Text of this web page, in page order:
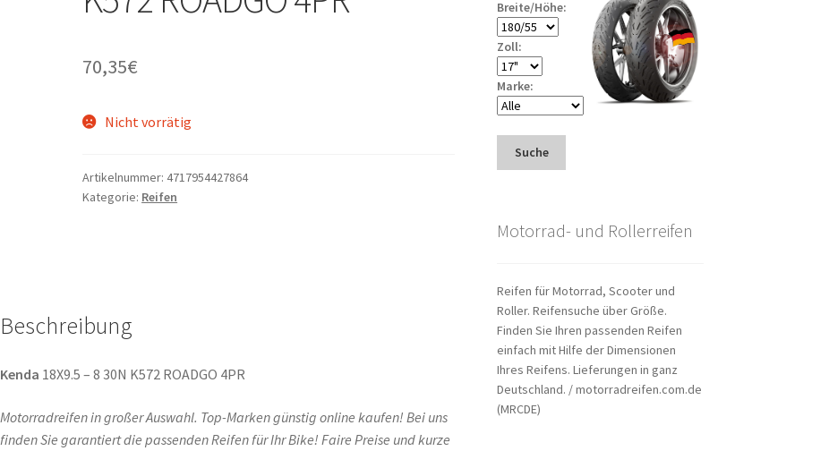
70,35€
Nicht vorrätig
Artikelnummer:4717954427864
Kategorie: Reifen
Beschreibung
Kenda 18X9.5 – 8 30N K572 ROADGO 4PR
Motorradreifen in großer Auswahl. Top-Marken günstig online kaufen! Bei uns
finden Sie garantiert die passenden Reifen für Ihr Bike! Faire Preise und kurze
Breite/Höhe:
Zoll:
Marke:
Suche
Motorrad- und Rollerreifen
Reifen für Motorrad, Scooter und
Roller. Reifensuche über Größe.
Finden Sie Ihren passenden Reifen
einfach mit Hilfe der Dimensionen
Ihres Reifens. Lieferungen in ganz
Deutschland. / motorradreifen.com.de
(MRCDE)